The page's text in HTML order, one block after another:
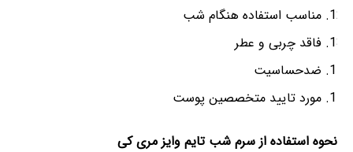
مناسب استفاده هنگام شب
فاقد چربی و عطر
ضدحساسیت
مورد تایید متخصصین پوست
نحوه استفاده از سرم شب تایم وایز مری کی